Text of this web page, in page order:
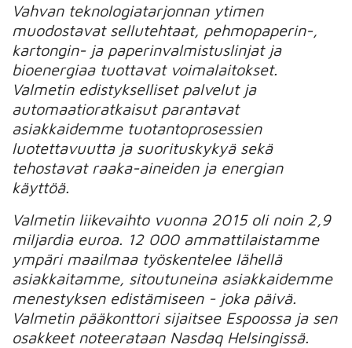
Vahvan teknologiatarjonnan ytimen
muodostavat sellutehtaat, pehmopaperin-,
kartongin- ja paperinvalmistuslinjat ja
bioenergiaa tuottavat voimalaitokset.
Valmetin edistykselliset palvelut ja
automaatioratkaisut parantavat
asiakkaidemme tuotantoprosessien
luotettavuutta ja suorituskykyä sekä
tehostavat raaka-aineiden ja energian
käyttöä.
Valmetin liikevaihto vuonna 2015 oli noin 2,9
miljardia euroa. 12 000 ammattilaistamme
ympäri maailmaa työskentelee lähellä
asiakkaitamme, sitoutuneina asiakkaidemme
menestyksen edistämiseen - joka päivä.
Valmetin pääkonttori sijaitsee Espoossa ja sen
osakkeet noteerataan Nasdaq Helsingissä.